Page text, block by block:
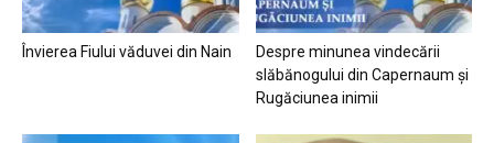
Învierea Fiului văduvei din Nain
Despre minunea vindecării
slăbănogului din Capernaum și
Rugăciunea inimii